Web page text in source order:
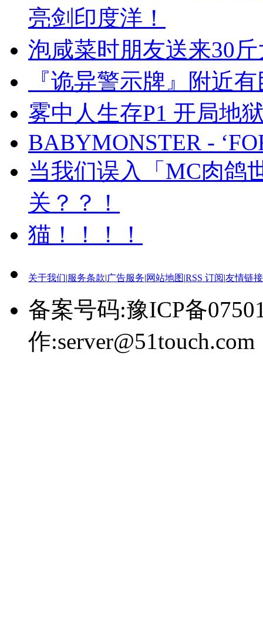
亮剑印度洋！
泡咸菜时朋友送来30
『诡异警示牌』附近
雾中人生存P1 开局地
BABYMONSTER -
当我们误入「MC肉鸽
关？？！
猫！！！！
关于我们|服务条款|广告服务|网站地图|RSS 订阅|友情链接
备案号码:豫ICP备
作:server@51touch.com